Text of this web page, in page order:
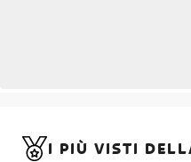
I PIÙ VISTI